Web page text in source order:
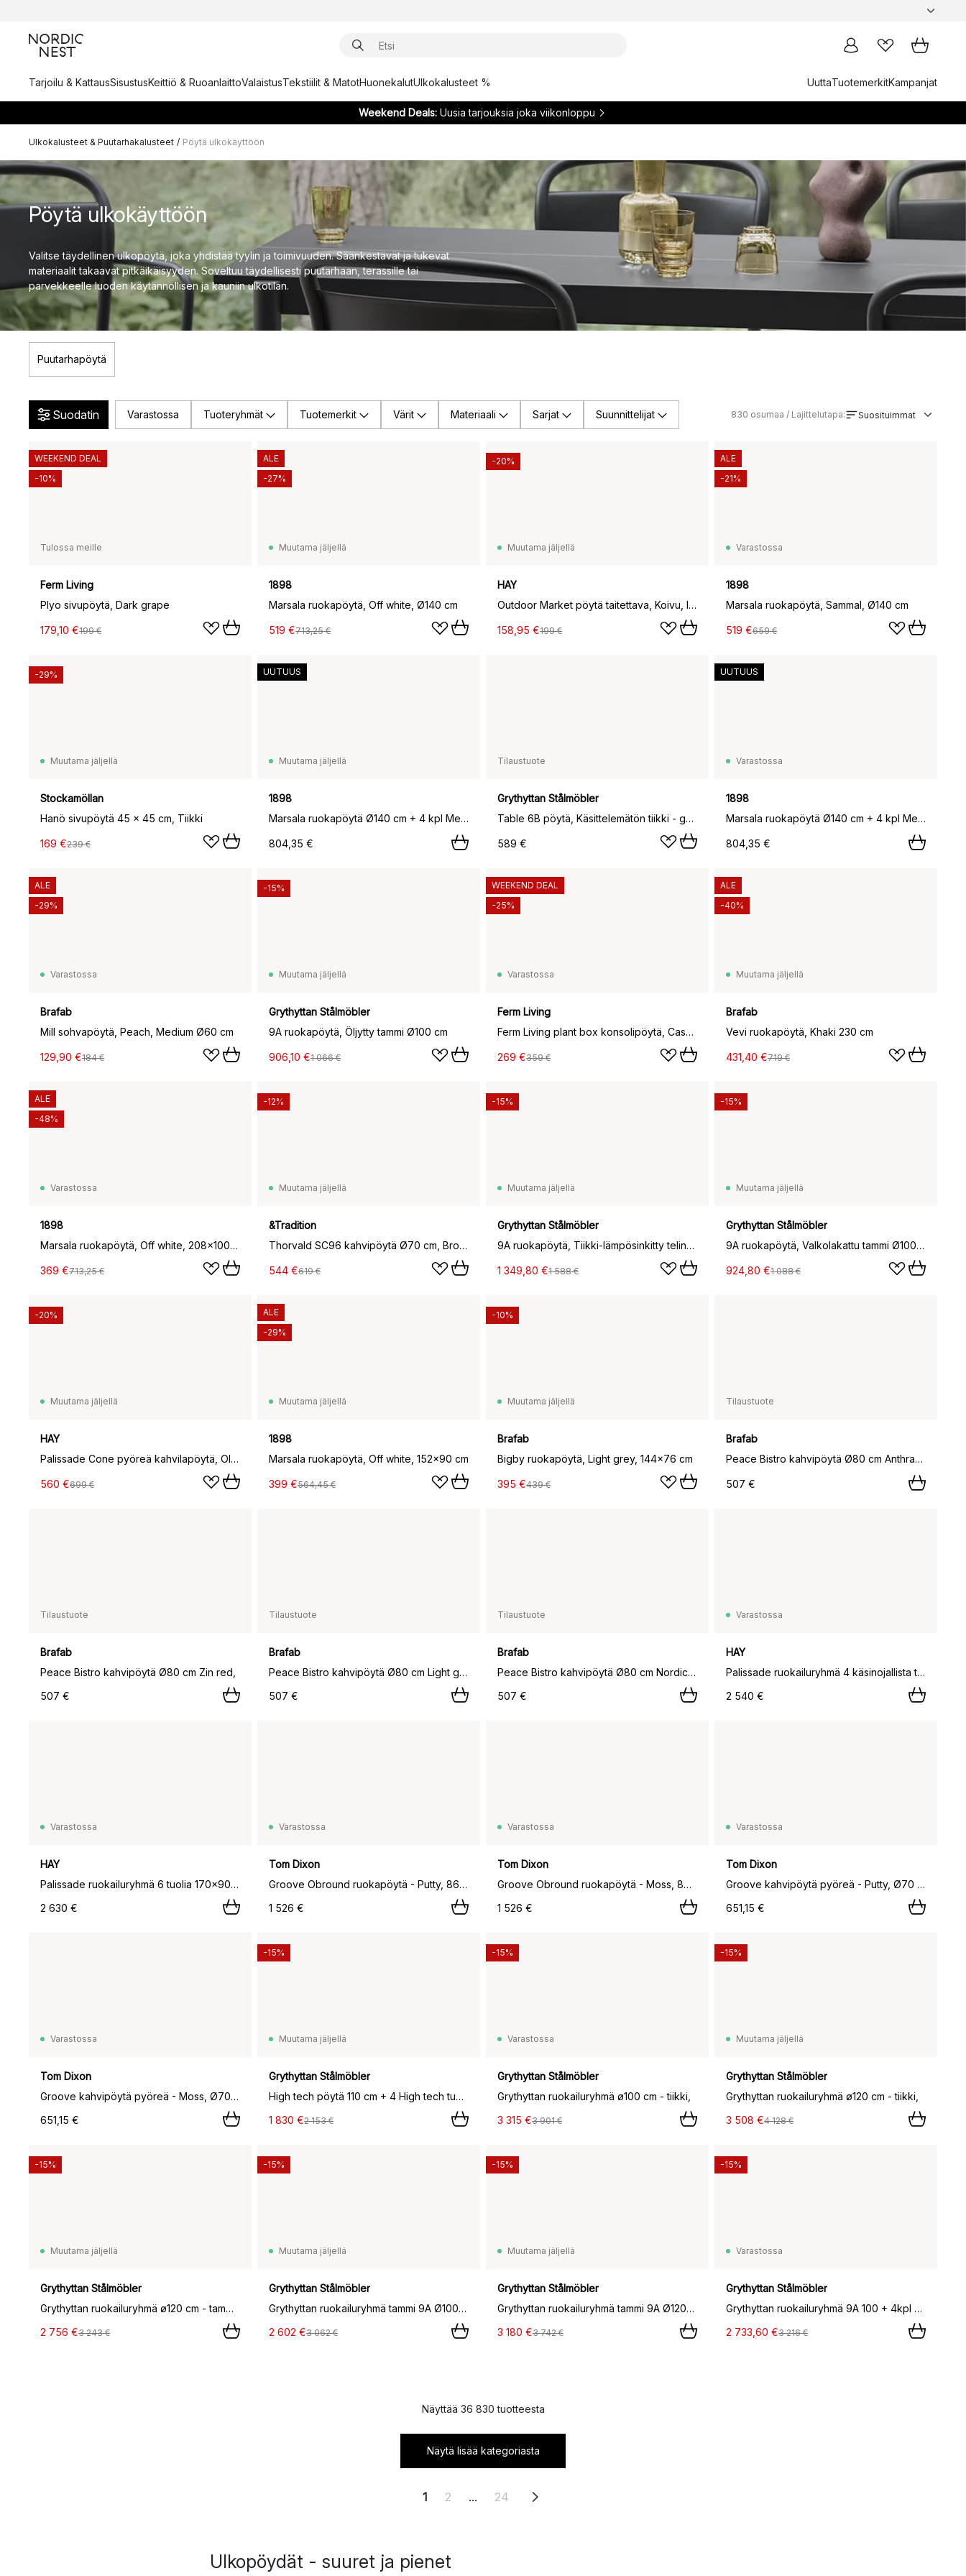
Tarjoilu & KattausSisustusKeittiö & RuoanlaittoValaistusTekstiilit & MatotHuonekalutUlkokalusteet % UuttaTuotemerkitKampanjat
Weekend Deals:Uusia tarjouksia joka viikonloppu
Ulkokalusteet & Puutarhakalusteet / Pöytä ulkokäyttöön
Pöytä ulkokäyttöön
Valitse täydellinen ulkopöytä, joka yhdistää tyylin ja toimivuuden. Säänkestävät ja tukevat
materiaalit takaavat pitkäikäisyyden. Soveltuu täydellisesti puutarhaan, terassille tai
parvekkeelle luoden käytännöllisen ja kauniin ulkotilan.
Puutarhapöytä
Suodatin Varastossa Tuoteryhmät Tuotemerkit Värit Materiaali Sarjat Suunnittelijat 830 osumaa / Lajittelutapa: Suosituimmat
Tulossa meille
Ferm Living
Plyo sivupöytä, Dark grape
179,10 €199 €
WEEKEND DEAL
-10%
Muutama jäljellä
1898
Marsala ruokapöytä, Off white, Ø140 cm
519 €713,25 €
ALE
-27%
Muutama jäljellä
HAY
Outdoor Market pöytä taitettava, Koivu, large
158,95 €199 €
-20%
Varastossa
1898
Marsala ruokapöytä, Sammal, Ø140 cm
519 €659 €
ALE
-21%
Muutama jäljellä
Stockamöllan
Hanö sivupöytä 45 x 45 cm, Tiikki
169 €239 €
-29%
Muutama jäljellä
1898
Marsala ruokapöytä Ø140 cm + 4 kpl Messina tuoli, Off white,
804,35 €
UUTUUS
Tilaustuote
Grythyttan Stålmöbler
Table 6B pöytä, Käsittelemätön tiikki - galvanoidut jalat, Ø60 cm
589 €
Varastossa
1898
Marsala ruokapöytä Ø140 cm + 4 kpl Messina tuoli, Anthracite,
804,35 €
UUTUUS
Varastossa
Brafab
Mill sohvapöytä, Peach, Medium Ø60 cm
129,90 €184 €
ALE
-29%
Muutama jäljellä
Grythyttan Stålmöbler
9A ruokapöytä, Öljytty tammi Ø100 cm
906,10 €1 066 €
-15%
Varastossa
Ferm Living
Ferm Living plant box konsolipöytä, Cashmere
269 €359 €
WEEKEND DEAL
-25%
Muutama jäljellä
Brafab
Vevi ruokapöytä, Khaki 230 cm
431,40 €719 €
ALE
-40%
Varastossa
1898
Marsala ruokapöytä, Off white, 208x100 cm
369 €713,25 €
ALE
-48%
Muutama jäljellä
&Tradition
Thorvald SC96 kahvipöytä Ø70 cm, Bronze green
544 €619 €
-12%
Muutama jäljellä
Grythyttan Stålmöbler
9A ruokapöytä, Tiikki-lämpösinkitty teline Ø120 cm
1 349,80 €1 588 €
-15%
Muutama jäljellä
Grythyttan Stålmöbler
9A ruokapöytä, Valkolakattu tammi Ø100 cm
924,80 €1 088 €
-15%
Muutama jäljellä
HAY
Palissade Cone pyöreä kahvilapöytä, Olive, ø90
560 €699 €
-20%
Muutama jäljellä
1898
Marsala ruokapöytä, Off white, 152x90 cm
399 €564,45 €
ALE
-29%
Muutama jäljellä
Brafab
Bigby ruokapöytä, Light grey, 144x76 cm
395 €439 €
-10%
Tilaustuote
Brafab
Peace Bistro kahvipöytä Ø80 cm Anthracite,
507 €
Tilaustuote
Brafab
Peace Bistro kahvipöytä Ø80 cm Zin red,
507 €
Tilaustuote
Brafab
Peace Bistro kahvipöytä Ø80 cm Light grey,
507 €
Tilaustuote
Brafab
Peace Bistro kahvipöytä Ø80 cm Nordic green,
507 €
Varastossa
HAY
Palissade ruokailuryhmä 4 käsinojallista tuolia 170x90 cm - Anthracite,
2 540 €
Varastossa
HAY
Palissade ruokailuryhmä 6 tuolia 170x90 cm anthracite,
2 630 €
Varastossa
Tom Dixon
Groove Obround ruokapöytä - Putty, 86x186 cm,
1 526 €
Varastossa
Tom Dixon
Groove Obround ruokapöytä - Moss, 86 x 186 cm,
1 526 €
Varastossa
Tom Dixon
Groove kahvipöytä pyöreä - Putty, Ø70 cm,
651,15 €
Varastossa
Tom Dixon
Groove kahvipöytä pyöreä - Moss, Ø70 cm,
651,15 €
Muutama jäljellä
Grythyttan Stålmöbler
High tech pöytä 110 cm + 4 High tech tuolia, musta,
1 830 €2 153 €
-15%
Varastossa
Grythyttan Stålmöbler
Grythyttan ruokailuryhmä ø100 cm - tiikki,
3 315 €3 901 €
-15%
Muutama jäljellä
Grythyttan Stålmöbler
Grythyttan ruokailuryhmä ø120 cm - tiikki,
3 508 €4 128 €
-15%
Muutama jäljellä
Grythyttan Stålmöbler
Grythyttan ruokailuryhmä ø120 cm - tammiöljy,
2 756 €3 243 €
-15%
Muutama jäljellä
Grythyttan Stålmöbler
Grythyttan ruokailuryhmä tammi 9A Ø100cm + 4kpl A2,
2 602 €3 062 €
-15%
Muutama jäljellä
Grythyttan Stålmöbler
Grythyttan ruokailuryhmä tammi 9A Ø120cm + 5kpl A2,
3 180 €3 742 €
-15%
Varastossa
Grythyttan Stålmöbler
Grythyttan ruokailuryhmä 9A 100 + 4kpl A2 vaaleanvihreä.,
2 733,60 €3 216 €
-15%
Näyttää 36 830 tuotteesta
Näytä lisää kategoriasta
1 2 ... 24
Ulkopöydät - suuret ja pienet